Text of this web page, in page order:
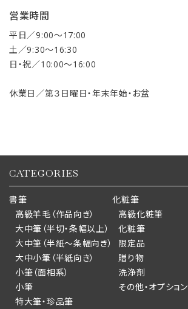
営業時間
平日／9:00〜17:00
土／9:30〜16:30
日・祝／10:00〜16:00
休業日／第３日曜日・年末年始・お盆
CATEGORIES
書筆
高級羊毛（作品向き）
大中筆（半切・条幅以上）
大中筆（半紙～条幅向き）
大中小筆（半紙向き）
小筆（面相系）
小筆
特大筆・珍品筆
化粧筆
高級化粧筆
化粧筆
限定品
贈り物
洗浄剤
その他・オプション